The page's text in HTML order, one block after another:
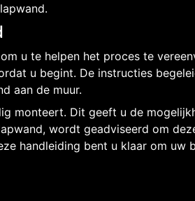
u te helpen het proces te
u begint. De instructies
aan de muur.
monteert. Dit geeft u de
wordt geadviseerd om
handleiding bent u klaar om uw